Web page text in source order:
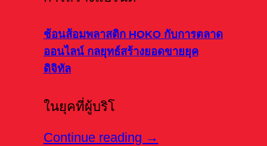
ช้อนส้อมพลาสติก HOKO กับการตลาด
ออนไลน์ กลยุทธ์สร้างยอดขายยุค
ดิจิทัล
ในยุคที่ผู้บริโ
Continue reading →